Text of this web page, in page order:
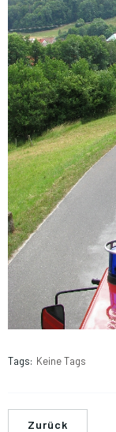
Tags: Keine Tags
Zurück